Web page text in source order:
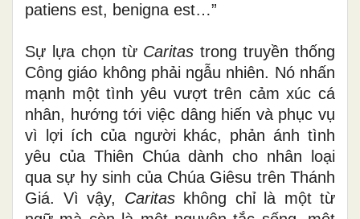
patiens est, benigna est…”
Sự lựa chọn từ Caritas trong truyền thống
Công giáo không phải ngẫu nhiên. Nó nhấn
mạnh một tình yêu vượt trên cảm xúc cá
nhân, hướng tới việc dâng hiến và phục vụ
vì lợi ích của người khác, phản ánh tình
yêu của Thiên Chúa dành cho nhân loại
qua sự hy sinh của Chúa Giêsu trên Thánh
Giá. Vì vậy, Caritaskhông chỉ là một từ